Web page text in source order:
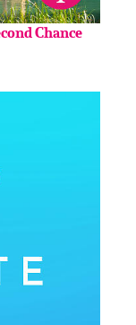
Chance